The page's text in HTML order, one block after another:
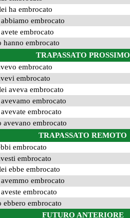
ha embrocato
embrocato
embrocato
hanno embrocato
TRAPASSATO PROSSIMO
embrocato
embrocato
aveva embrocato
embrocato
embrocato
avevano embrocato
TRAPASSATO REMOTO
embrocato
embrocato
ebbe embrocato
embrocato
embrocato
ebbero embrocato
FUTURO ANTERIORE